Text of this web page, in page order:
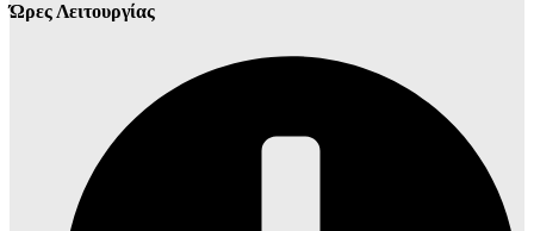
Ώρες Λειτουργίας